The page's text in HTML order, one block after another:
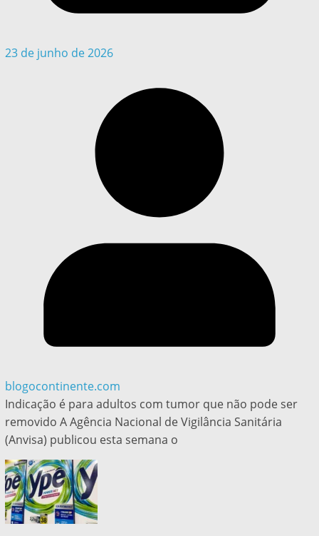
23 de junho de 2026
blogocontinente.com
Indicação é para adultos com tumor que não pode ser
removido A Agência Nacional de Vigilância Sanitária
(Anvisa) publicou esta semana o